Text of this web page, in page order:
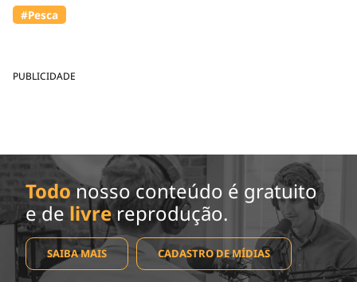
PUBLICIDADE
#Pesca
Todo nosso conteúdo é gratuito
e de livrereprodução.
SAIBA MAIS CADASTRO DE MÍDIAS